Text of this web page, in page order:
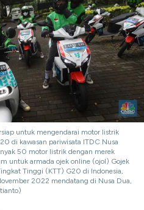
untuk mengendarai motor listrik
di kawasan pariwisata ITDC Nusa
50 motor listrik dengan merek
untuk armada ojek online (ojol) Gojek
Tinggi (KTT) G20 di Indonesia,
2022 mendatang di Nusa Dua,